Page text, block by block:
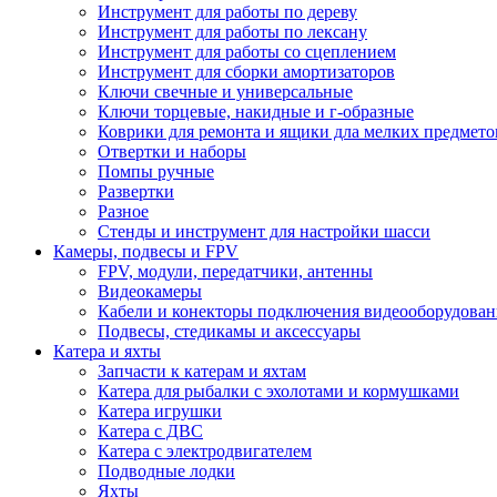
Инструмент для работы по дереву
Инструмент для работы по лексану
Инструмент для работы со сцеплением
Инструмент для сборки амортизаторов
Ключи свечные и универсальные
Ключи торцевые, накидные и г-образные
Коврики для ремонта и ящики дла мелких
Отвертки и наборы
Помпы ручные
Развертки
Разное
Стенды и инструмент для настройки шасси
Камеры, подвесы и FPV
FPV, модули, передатчики, антенны
Видеокамеры
Кабели и конекторы подключения
Подвесы, стедикамы и аксессуары
Катера и яхты
Запчасти к катерам и яхтам
Катера для рыбалки с эхолотами и кормушками
Катера игрушки
Катера с ДВС
Катера с электродвигателем
Подводные лодки
Яхты